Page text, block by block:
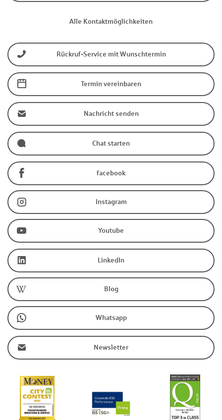
Alle Kontaktmöglichkeiten
Rückruf-Service mit Wunschtermin
Termin vereinbaren
Nachricht senden
Chat starten
facebook
Instagram
Youtube
LinkedIn
Blog
Whatsapp
Newsletter